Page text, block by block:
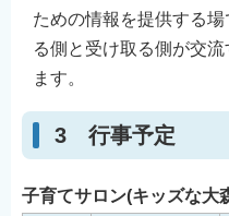
ための情報を提供する
る側と受け取る側が交
ます。
3 行事予定
子育てサロン(キッズな大